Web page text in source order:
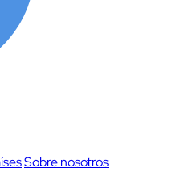
Sobre nosotros